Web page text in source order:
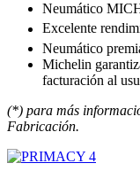
Neumático
Excelente
Neumático
Michelin
facturación al
(*) para más
Fabricación.